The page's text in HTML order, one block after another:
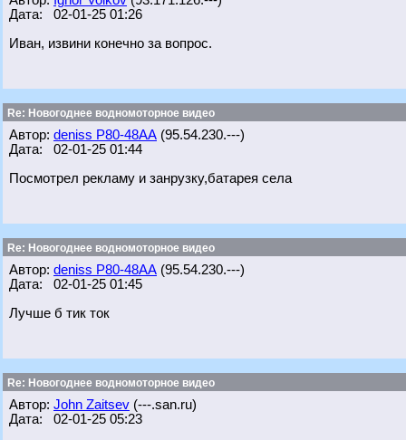
Дата: 02-01-25 01:26
Иван, извини конечно за вопрос.
Re: Новогоднее водномоторное видео
Автор: deniss Р80-48АА (95.54.230.---)
Дата: 02-01-25 01:44
Посмотрел рекламу и занрузку,батарея села
Re: Новогоднее водномоторное видео
Автор: deniss Р80-48АА (95.54.230.---)
Дата: 02-01-25 01:45
Лучше б тик ток
Re: Новогоднее водномоторное видео
Автор: John Zaitsev (---.san.ru)
Дата: 02-01-25 05:23